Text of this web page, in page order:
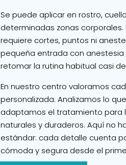
Se puede aplicar en rostro,
determinadas zonas corporales.
requiere cortes, puntos ni
pequeña entrada con anestesia
retomar la rutina habitual casi
En nuestro centro valoramos
personalizada. Analizamos lo
adaptamos el tratamiento para
naturales y duraderos. Aquí no
estándar: cada detalle cuenta
cómoda y segura desde el